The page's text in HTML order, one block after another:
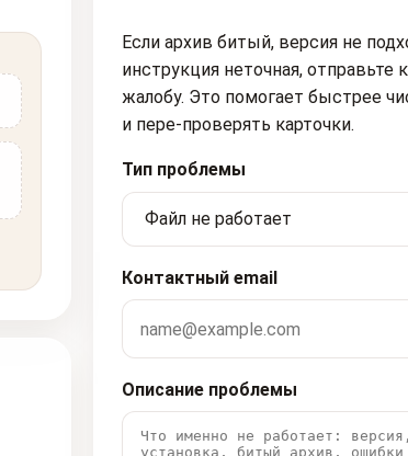
Если архив битый, версия не
инструкция неточная, отправьте
жалобу. Это помогает быстрее
и пере-проверять карточки.
Тип проблемы
Контактный email
Описание проблемы